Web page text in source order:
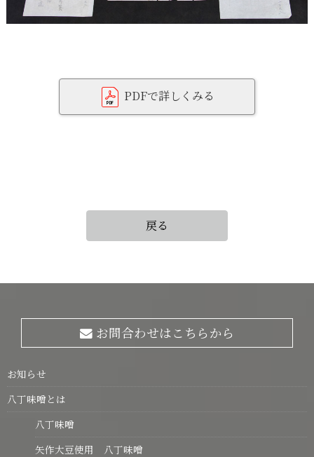
PDFで詳しくみる
戻る
お問合わせはこちらから
お知らせ
八丁味噌とは
八丁味噌
矢作大豆使用 八丁味噌